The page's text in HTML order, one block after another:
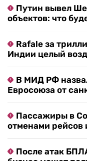
Путин вывел
объектов: что
Rafale за
Индии целый
В МИД РФ
Евросоюза от
Пассажиры в
отменами рейсов
После атак